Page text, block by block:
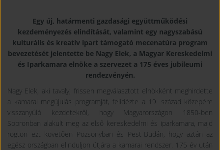
Egy új, határmenti gazdasági együttműködési
kezdeményezés elindítását, valamint egy nagyszabású
kulturális és kreatív ipart támogató mecenatúra program
bevezetését jelentette be Nagy Elek, a Magyar Kereskedelmi
és Iparkamara elnöke a szervezet a 175 éves jubileumi
rendezvényén.
Nagy Elek, aki tavaly, frissen megválasztott elnökként meghirdette
a kamarai megújulás programját, felidézte a 19. század közepére
visszanyúló kezdetekről, hogy Magyarországon 1850-ben
Sopronban alakult meg az első kereskedelmi és iparkamara, majd
rögtön ezt követően Pozsonyban és Pest-Budán, hogy aztán az
egész országban elinduljon útjára a kamarai rendszer. 175 év után